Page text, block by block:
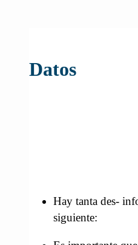
Datos
Hay tanta des-
siguiente: